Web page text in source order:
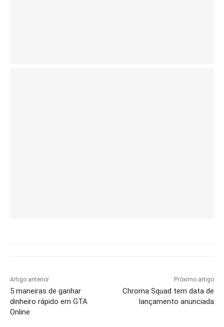
Artigo anterior
5 maneiras de ganhar
dinheiro rápido em GTA
Online
Próximo artigo
Chroma Squad tem data de
lançamento anunciada